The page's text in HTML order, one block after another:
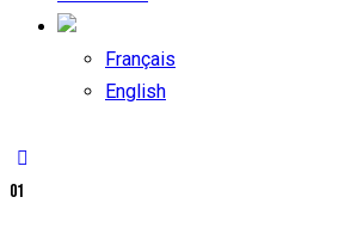
Français
English
01